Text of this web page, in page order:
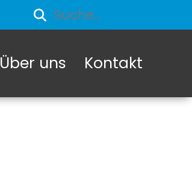
Über uns Kontakt